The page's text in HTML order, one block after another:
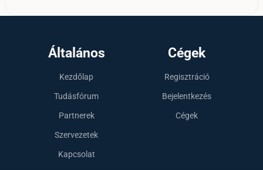
Általános
Kezdőlap
Tudásfórum
Partnerek
Szervezetek
Kapcsolat
Cégek
Regisztráció
Bejelentkezés
Cégek